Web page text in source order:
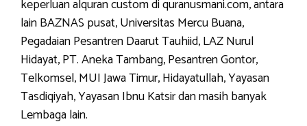
keperluan alquran custom di quranusmani.com, antara
lain BAZNAS pusat, Universitas Mercu Buana,
Pegadaian Pesantren Daarut Tauhiid, LAZ Nurul
Hidayat, PT. Aneka Tambang, Pesantren Gontor,
Telkomsel, MUI Jawa Timur, Hidayatullah, Yayasan
Tasdiqiyah, Yayasan Ibnu Katsir dan masih banyak
Lembaga lain.